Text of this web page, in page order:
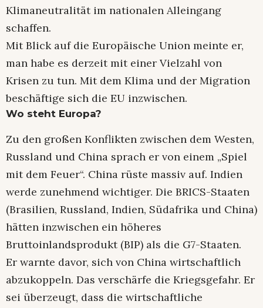
Klimaneutralität im nationalen Alleingang
schaffen.
Mit Blick auf die Europäische Union meinte er,
man habe es derzeit mit einer Vielzahl von
Krisen zu tun. Mit dem Klima und der Migration
beschäftige sich die EU inzwischen.
Wo steht Europa?
Zu den großen Konflikten zwischen dem Westen,
Russland und China sprach er von einem „Spiel
mit dem Feuer“. China rüste massiv auf. Indien
werde zunehmend wichtiger. Die BRICS-Staaten
(Brasilien, Russland, Indien, Südafrika und China)
hätten inzwischen ein höheres
Bruttoinlandsprodukt (BIP) als die G7-Staaten.
Er warnte davor, sich von China wirtschaftlich
abzukoppeln. Das verschärfe die Kriegsgefahr. Er
sei überzeugt, dass die wirtschaftliche